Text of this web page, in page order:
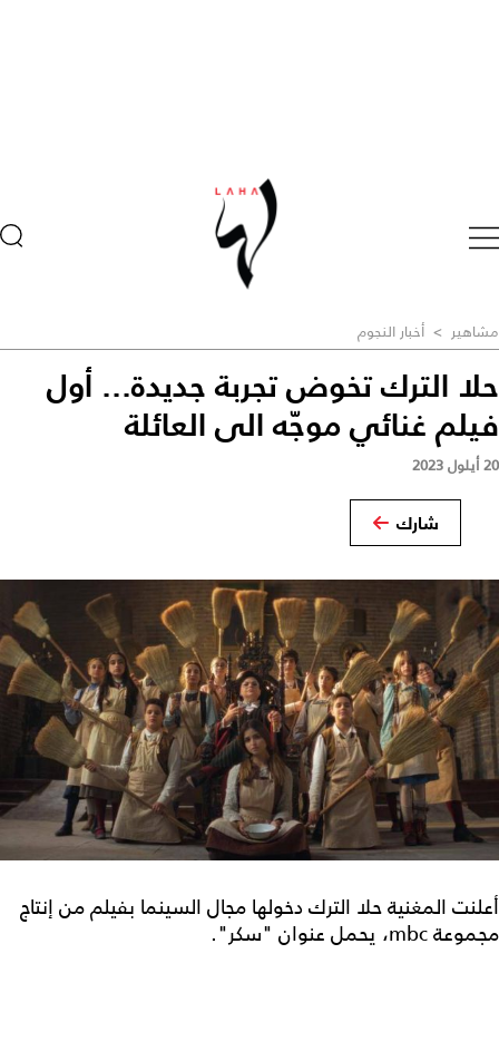
مشاهير > أخبار النجوم
حلا الترك تخوض تجربة جديدة... أول
فيلم غنائي موجّه الى العائلة
20 أيلول 2023
شارك
أعلنت المغنية حلا الترك دخولها مجال السينما بفيلم من إنتاج
مجموعة mbc، يحمل عنوان "سكر".